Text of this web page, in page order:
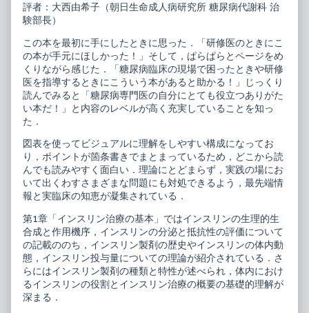
尿
病
臨
の
す
べ
て
最
新
イ
リ
ン
療
法
published
on
ヴ
ィ
ジ
ア
ル
糖
尿
病
臨
床
べ
て
最
新
イ
ン
ス
リ
ン
療
法,
評者：大西由希子（朝日生命成人病研究所 糖尿病代謝科 治
験部長）
この本を最初に手にしたときに思った．「研修医のときにこ
の本が手元にほしかった！」そして，ぱらぱらとページをめ
くりながら感じた．「糖尿病臨床の現場で困ったときや研修
医を指導するときにこういう本があると助かる！」じっくり
読んでみると「糖尿病専門医の自分にとても役立つありがた
い本だ！」と内容のレベルが高く充実していることを知っ
た．
図表を使ってビジュアルに理解をしやすい構成になってお
り，ポイントが箇条書きでまとまっているため，どこから読
んでも読みやすく面白い．理論にとどまらず，実践の場にお
いて出くわすさまざまな問題にも対処できるよう，最先端情
報と実臨床の知恵が凝集されている．
第1章「インスリン治療の基本」ではインスリンの生理的生
合成と作用機序，インスリンの分泌と抵抗性の評価について
の記載ののち，インスリン製剤の歴史やインスリンの体内動
態，インスリン投与量についての理論が紹介されている．さ
らにはインスリン製剤の種類と特性が述べられ，体内におけ
るインスリンの役割とインスリン治療の概要の基礎的理解が
深まる．